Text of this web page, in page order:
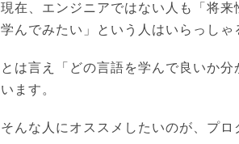
現在、エンジニアではない人も「将
学んでみたい」という人はいらっしゃ
とは言え「どの言語を学んで良いか
います。
そんな人にオススメしたいのが、プロ